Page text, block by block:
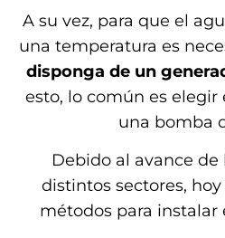
A su vez, para que el
una temperatura es
disponga de un
esto, lo común es elegir
una bomba
Debido al avance
distintos sectores,
métodos para instalar